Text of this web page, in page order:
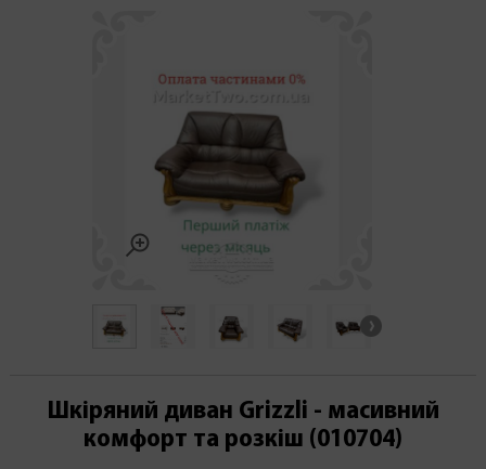
Шкіряний диван Grizzli - масивний
комфорт та розкіш (010704)